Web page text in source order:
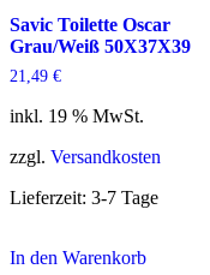
Savic Toilette Oscar
Grau/Weiß 50X37X39
21,49 €
inkl. 19 % MwSt.
zzgl. Versandkosten
Lieferzeit: 3-7 Tage
In den Warenkorb